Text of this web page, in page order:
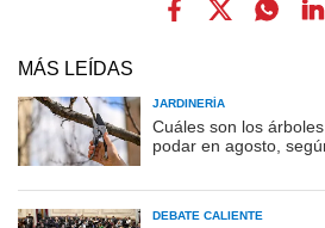
MÁS LEÍDAS
JARDINERÍA
Cuáles son los
podar en agosto,
DEBATE CALIENTE